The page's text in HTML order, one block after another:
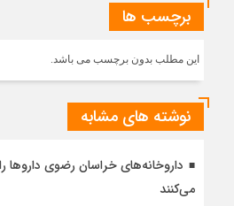
برچسب ها
این مطلب بدون برچسب می باشد.
نوشته های مشابه
می‌کنند